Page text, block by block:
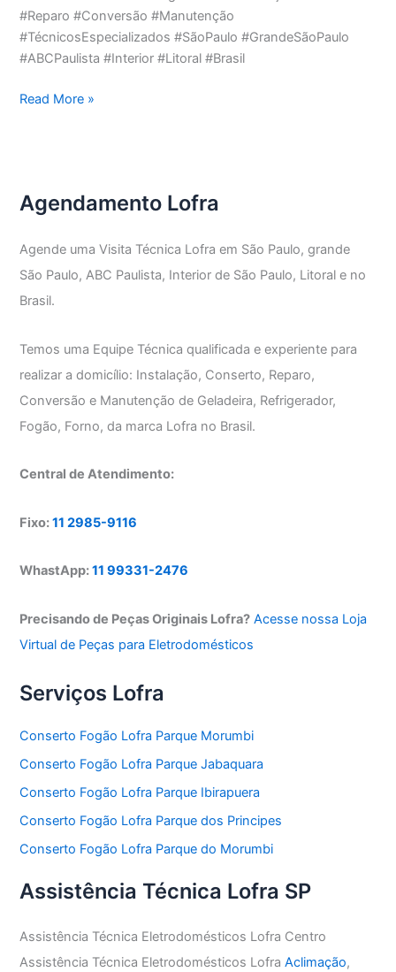
#Reparo #Conversão #Manutenção
#TécnicosEspecializados #SãoPaulo #GrandeSãoPaulo
#ABCPaulista #Interior #Litoral #Brasil
Assistência
Read More »
Agendamento Lofra
Agende uma Visita Técnica Lofra em São Paulo, grande
São Paulo, ABC Paulista, Interior de São Paulo, Litoral e no
Brasil.
Temos uma Equipe Técnica qualificada e experiente para
realizar a domicílio: Instalação, Conserto, Reparo,
Conversão e Manutenção de Geladeira, Refrigerador,
Fogão, Forno, da marca Lofra no Brasil.
Central de Atendimento:
Fixo:11 2985-9116
WhastApp:11 99331-2476
Precisando de Peças Originais Lofra? Acesse nossa Loja
Virtual de Peças para Eletrodomésticos
Serviços Lofra
Conserto Fogão Lofra Parque Morumbi
Conserto Fogão Lofra Parque Jabaquara
Conserto Fogão Lofra Parque Ibirapuera
Conserto Fogão Lofra Parque dos Principes
Conserto Fogão Lofra Parque do Morumbi
Assistência Técnica Lofra SP
Assistência Técnica Eletrodomésticos Lofra Centro
Assistência Técnica Eletrodomésticos LofraAclimação,